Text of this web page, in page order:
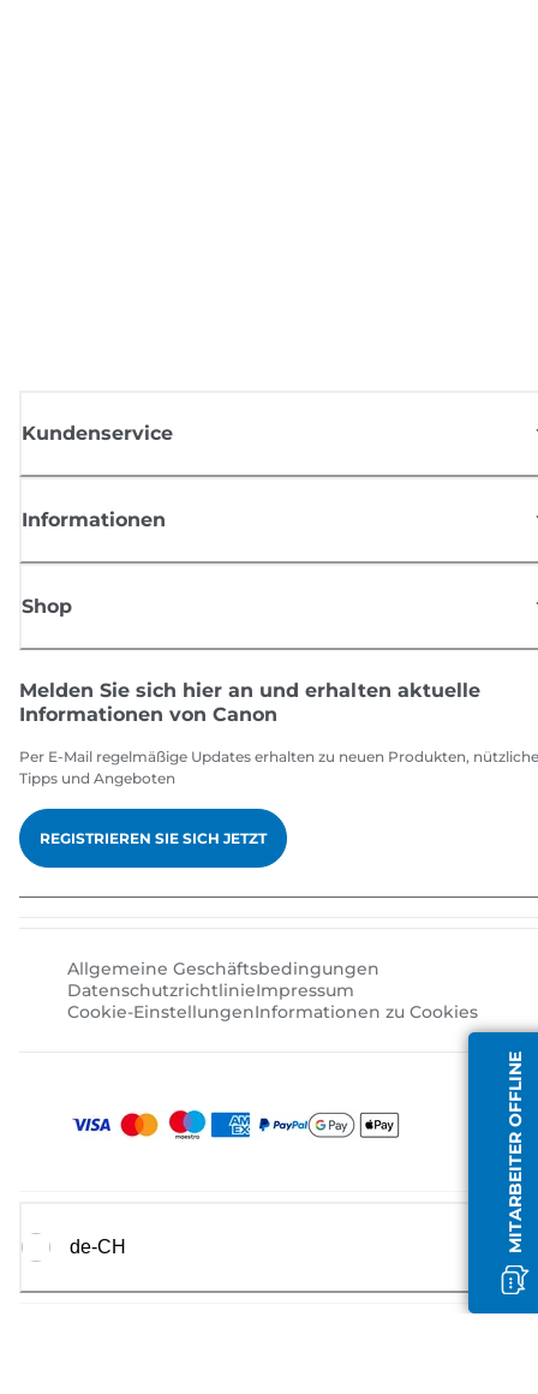
MITARBEITER OFFLINE
Kundenservice
Informationen
Shop
Melden Sie sich hier an und erhalten aktuelle
Informationen von Canon
Per E-Mail regelmäßige Updates erhalten zu neuen Produkten,
Tipps und Angeboten
REGISTRIEREN SIE SICH JETZT
Allgemeine Geschäftsbedingungen
DatenschutzrichtlinieImpressum
Cookie-EinstellungenInformationen zu Cookies
de-CH